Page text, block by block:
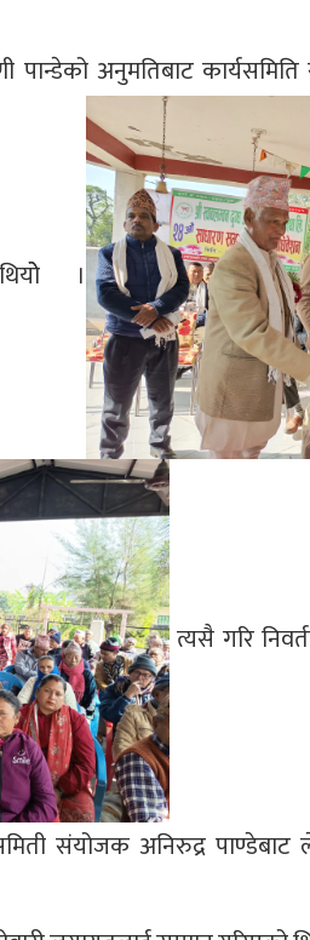
पान्डेको अनुमतिबाट कार्यसमिति
।
त्यसै गरि
संयोजक अनिरुद्र पाण्डेबाट